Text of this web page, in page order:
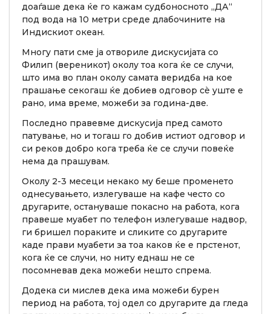
доаѓаше дека ќе го кажам судбоносното „ДА“
под вода на 10 метри среде длабочините на
Индискиот океан.
Многу пати сме ја отвориле дискусијата со
Филип (вереникот) околу тоа кога ќе се случи,
што има во план околу самата веридба на кое
прашање секогаш ќе добиев одговор сè уште е
рано, има време, можеби за година-две.
Последно правевме дискусија пред самото
патување, но и тогаш го добив истиот одговор и
си реков добро кога треба ќе се случи повеќе
нема да прашувам.
Околу 2-3 месеци некако му беше променето
однесувањето, излегуваше на кафе често со
другарите, остануваше покасно на работа, кога
правеше муабет по телефон излегуваше надвор,
ги бришел пораките и сликите со другарите
каде прави муабети за тоа каков ќе е прстенот,
кога ќе се случи, но ниту еднаш не се
посомневав дека можеби нешто спрема.
Додека си мислев дека има можеби бурен
период на работа, тој одел со другарите да гледа